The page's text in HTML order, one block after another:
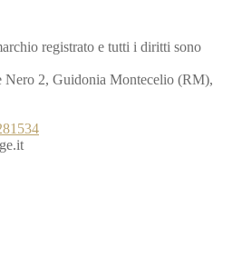
registrato e tutti i diritti sono
Nero 2, Guidonia Montecelio (RM),